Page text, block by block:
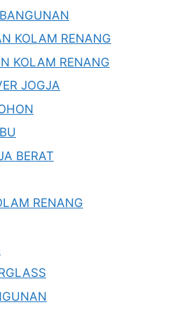
KOLAM RENANG
KOLAM RENANG
JOGJA
BERAT
RENANG